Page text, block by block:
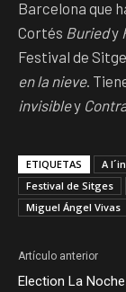
Barcelona que
Cortés Buriedy
Festival de
en la nieve.
invisibley
ETIQUETAS A
Festival de Sitges
Miguel Ángel Vivas
Artículo anterior
Election La